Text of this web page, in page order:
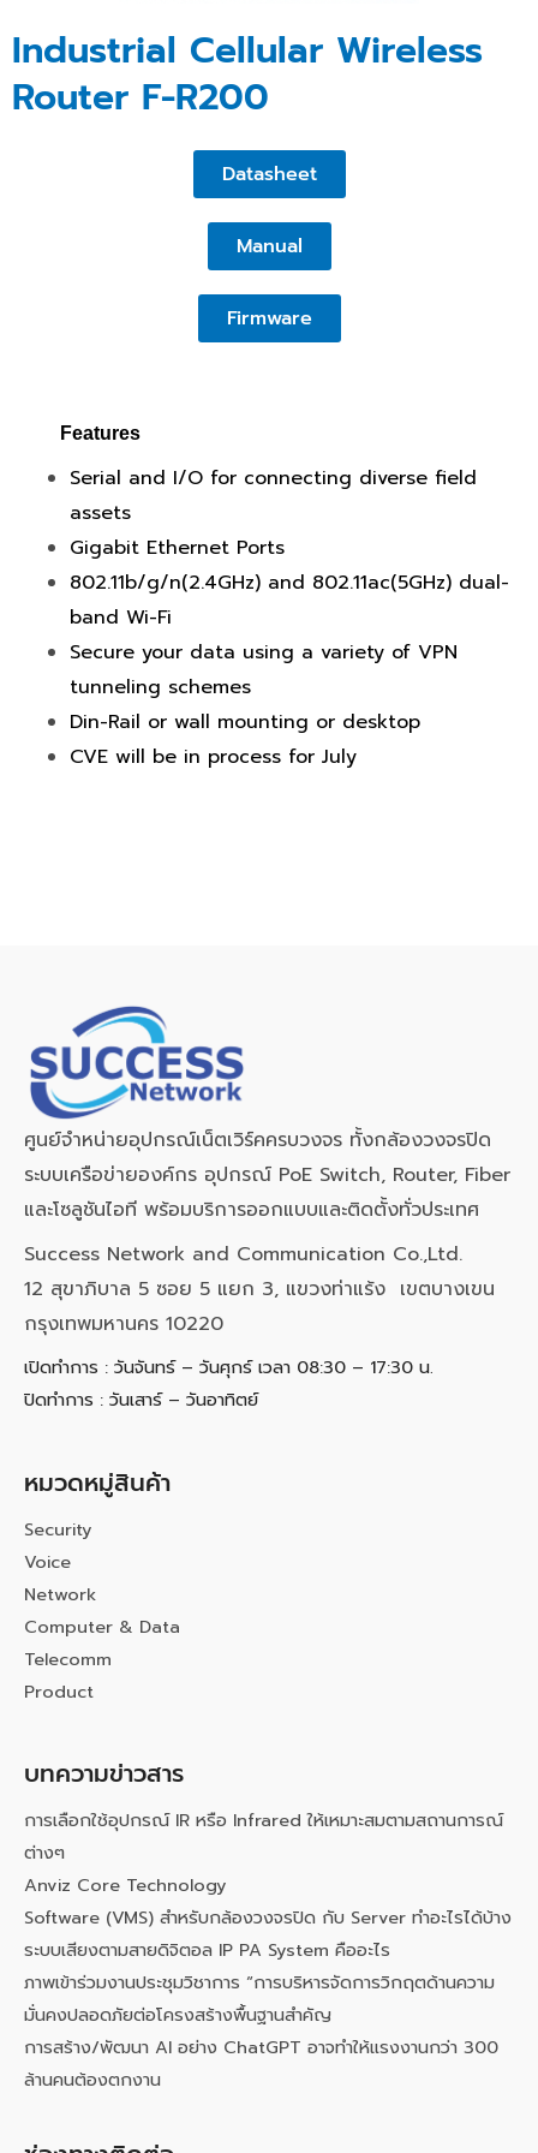
Industrial Cellular Wireless
Router F-R200
Datasheet
Manual
Firmware
Features
Serial and I/O for connecting diverse field
assets
Gigabit Ethernet Ports
802.11b/g/n(2.4GHz) and 802.11ac(5GHz) dual-
band Wi-Fi
Secure your data using a variety of VPN
tunneling schemes
Din-Rail or wall mounting or desktop
CVE will be in process for July
ศูนย์จำหน่ายอุปกรณ์เน็ตเวิร์คครบวงจร ทั้งกล้องวงจรปิด
ระบบเครือข่ายองค์กร อุปกรณ์ PoE Switch, Router, Fiber
และโซลูชันไอที พร้อมบริการออกแบบและติดตั้งทั่วประเทศ
Success Network and Communication Co.,Ltd.
12 สุขาภิบาล 5 ซอย 5 แยก 3, แขวงท่าแร้ง เขตบางเขน
กรุงเทพมหานคร 10220
เปิดทำการ : วันจันทร์ – วันศุกร์ เวลา 08:30 – 17:30 น.
ปิดทำการ : วันเสาร์ – วันอาทิตย์
หมวดหมู่สินค้า
Security
Voice
Network
Computer & Data
Telecomm
Product
บทความข่าวสาร
การเลือกใช้อุปกรณ์ IR หรือ Infrared ให้เหมาะสมตามสถานการณ์
ต่างๆ
Anviz Core Technology
Software (VMS) สำหรับกล้องวงจรปิด กับ Server ทำอะไรได้บ้าง
ระบบเสียงตามสายดิจิตอล IP PA System คืออะไร
ภาพเข้าร่วมงานประชุมวิชาการ “การบริหารจัดการวิกฤตด้านความ
มั่นคงปลอดภัยต่อโครงสร้างพื้นฐานสำคัญ
การสร้าง/พัฒนา AI อย่าง ChatGPT อาจทำให้แรงงานกว่า 300
ล้านคนต้องตกงาน